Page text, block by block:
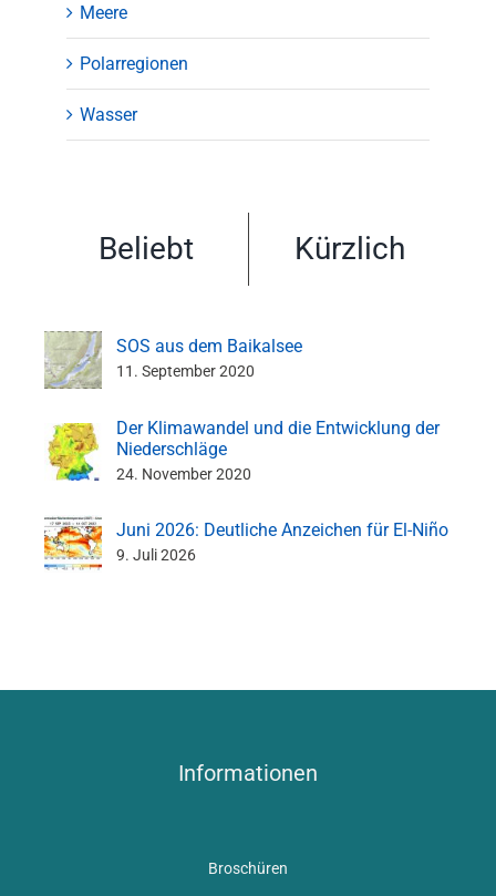
Meere
Polarregionen
Wasser
Beliebt Kürzlich
SOS aus dem Baikalsee
11. September 2020
Der Klimawandel und die Entwicklung der
Niederschläge
24. November 2020
Juni 2026: Deutliche Anzeichen für El-Niño
9. Juli 2026
Informationen
Broschüren